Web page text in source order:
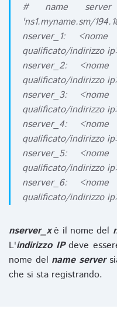
# name
'ns1.myname.sm/
nserver_1:
qualificato/indirizzo
nserver_2:
qualificato/indirizzo
nserver_3:
qualificato/indirizzo
nserver_4:
qualificato/indirizzo
nserver_5:
qualificato/indirizzo
nserver_6:
qualificato/indirizzo
nserver_xè il nome del
L'indirizzo IPdeve
nome del name server
che si sta registrando.